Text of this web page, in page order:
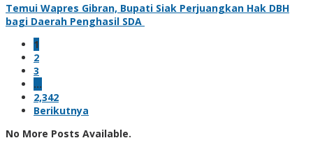
Temui Wapres Gibran, Bupati Siak Perjuangkan Hak DBH
bagi Daerah Penghasil SDA
1
2
3
…
2,342
Berikutnya
No More Posts Available.